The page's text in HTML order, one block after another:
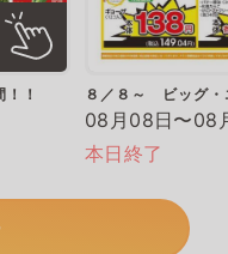
！ ８／８～ ビッグ・
08月08日〜08
本日終了